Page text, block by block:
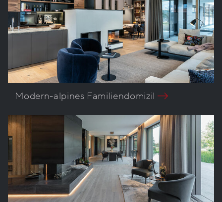
Modern-alpines Familiendomizil